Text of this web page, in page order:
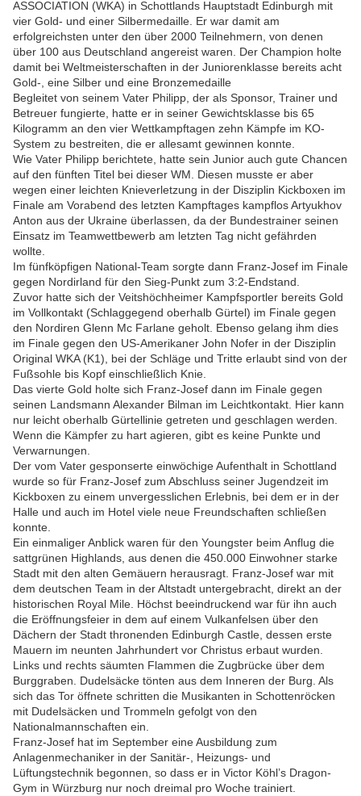
ASSOCIATION (WKA) in Schottlands Hauptstadt Edinburgh mit
vier Gold- und einer Silbermedaille. Er war damit am
erfolgreichsten unter den über 2000 Teilnehmern, von denen
über 100 aus Deutschland angereist waren. Der Champion holte
damit bei Weltmeisterschaften in der Juniorenklasse bereits acht
Gold-, eine Silber und eine Bronzemedaille
Begleitet von seinem Vater Philipp, der als Sponsor, Trainer und
Betreuer fungierte, hatte er in seiner Gewichtsklasse bis 65
Kilogramm an den vier Wettkampftagen zehn Kämpfe im KO-
System zu bestreiten, die er allesamt gewinnen konnte.
Wie Vater Philipp berichtete, hatte sein Junior auch gute Chancen
auf den fünften Titel bei dieser WM. Diesen musste er aber
wegen einer leichten Knieverletzung in der Disziplin Kickboxen im
Finale am Vorabend des letzten Kampftages kampflos Artyukhov
Anton aus der Ukraine überlassen, da der Bundestrainer seinen
Einsatz im Teamwettbewerb am letzten Tag nicht gefährden
wollte.
Im fünfköpfigen National-Team sorgte dann Franz-Josef im Finale
gegen Nordirland für den Sieg-Punkt zum 3:2-Endstand.
Zuvor hatte sich der Veitshöchheimer Kampfsportler bereits Gold
im Vollkontakt (Schlaggegend oberhalb Gürtel) im Finale gegen
den Nordiren Glenn Mc Farlane geholt. Ebenso gelang ihm dies
im Finale gegen den US-Amerikaner John Nofer in der Disziplin
Original WKA (K1), bei der Schläge und Tritte erlaubt sind von der
Fußsohle bis Kopf einschließlich Knie.
Das vierte Gold holte sich Franz-Josef dann im Finale gegen
seinen Landsmann Alexander Bilman im Leichtkontakt. Hier kann
nur leicht oberhalb Gürtellinie getreten und geschlagen werden.
Wenn die Kämpfer zu hart agieren, gibt es keine Punkte und
Verwarnungen.
Der vom Vater gesponserte einwöchige Aufenthalt in Schottland
wurde so für Franz-Josef zum Abschluss seiner Jugendzeit im
Kickboxen zu einem unvergesslichen Erlebnis, bei dem er in der
Halle und auch im Hotel viele neue Freundschaften schließen
konnte.
Ein einmaliger Anblick waren für den Youngster beim Anflug die
sattgrünen Highlands, aus denen die 450.000 Einwohner starke
Stadt mit den alten Gemäuern herausragt. Franz-Josef war mit
dem deutschen Team in der Altstadt untergebracht, direkt an der
historischen Royal Mile. Höchst beeindruckend war für ihn auch
die Eröffnungsfeier in dem auf einem Vulkanfelsen über den
Dächern der Stadt thronenden Edinburgh Castle, dessen erste
Mauern im neunten Jahrhundert vor Christus erbaut wurden.
Links und rechts säumten Flammen die Zugbrücke über dem
Burggraben. Dudelsäcke tönten aus dem Inneren der Burg. Als
sich das Tor öffnete schritten die Musikanten in Schottenröcken
mit Dudelsäcken und Trommeln gefolgt von den
Nationalmannschaften ein.
Franz-Josef hat im September eine Ausbildung zum
Anlagenmechaniker in der Sanitär-, Heizungs- und
Lüftungstechnik begonnen, so dass er in Victor Köhl’s Dragon-
Gym in Würzburg nur noch dreimal pro Woche trainiert.